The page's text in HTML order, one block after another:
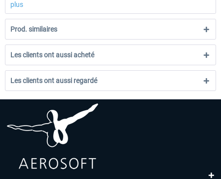
plus
Prod. similaires
Les clients ont aussi acheté
Les clients ont aussi regardé